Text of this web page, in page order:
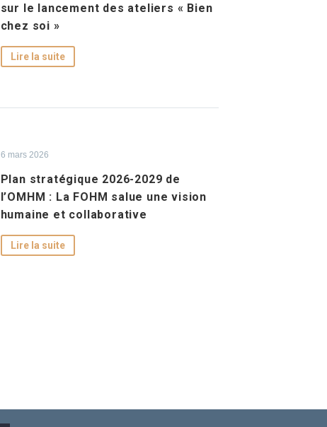
sur le lancement des ateliers « Bien
chez soi »
Lire la suite
6 mars 2026
Plan stratégique 2026-2029 de
l’OMHM : La FOHM salue une vision
humaine et collaborative
Lire la suite